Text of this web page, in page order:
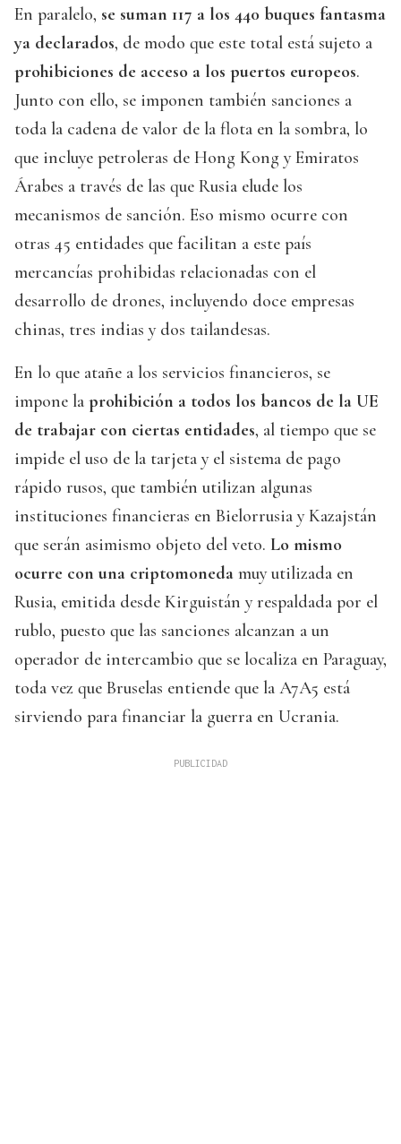
En paralelo, se suman 117 a los 440 buques fantasma
ya declarados, de modo que este total está sujeto a
prohibiciones de acceso a los puertos europeos.
Junto con ello, se imponen también sanciones a
toda la cadena de valor de la flota en la sombra, lo
que incluye petroleras de Hong Kong y Emiratos
Árabes a través de las que Rusia elude los
mecanismos de sanción. Eso mismo ocurre con
otras 45 entidades que facilitan a este país
mercancías prohibidas relacionadas con el
desarrollo de drones, incluyendo doce empresas
chinas, tres indias y dos tailandesas.
En lo que atañe a los servicios financieros, se
impone la prohibición a todos los bancos de la UE
de trabajar con ciertas entidades, al tiempo que se
impide el uso de la tarjeta y el sistema de pago
rápido rusos, que también utilizan algunas
instituciones financieras en Bielorrusia y Kazajstán
que serán asimismo objeto del veto. Lo mismo
ocurre con una criptomoneda muy utilizada en
Rusia, emitida desde Kirguistán y respaldada por el
rublo, puesto que las sanciones alcanzan a un
operador de intercambio que se localiza en Paraguay,
toda vez que Bruselas entiende que la A7A5 está
sirviendo para financiar la guerra en Ucrania.